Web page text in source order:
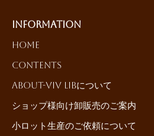
Information
HOME
Contents
About-ViV LiBについて
ショップ様向け卸販売のご案内
小ロット生産のご依頼について